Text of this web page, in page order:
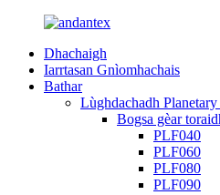
Dhachaigh
Iarrtasan Gnìomhachais
Bathar
Lùghdachadh
Bogsa gèar
PLF040
PLF060
PLF080
PLF090